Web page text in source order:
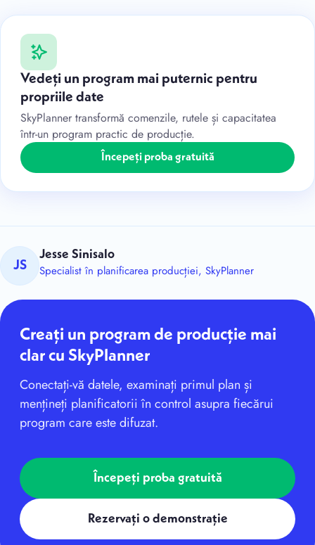
Vedeți un program mai puternic pentru
propriile date
SkyPlanner transformă comenzile, rutele și capacitatea
într-un program practic de producție.
Începeți proba gratuită
JS
Jesse Sinisalo
Specialist în planificarea producției, SkyPlanner
Creați un program de producție mai
clar cu SkyPlanner
Conectați-vă datele, examinați primul plan și
mențineți planificatorii în control asupra fiecărui
program care este difuzat.
Începeți proba gratuită
Rezervați o demonstrație